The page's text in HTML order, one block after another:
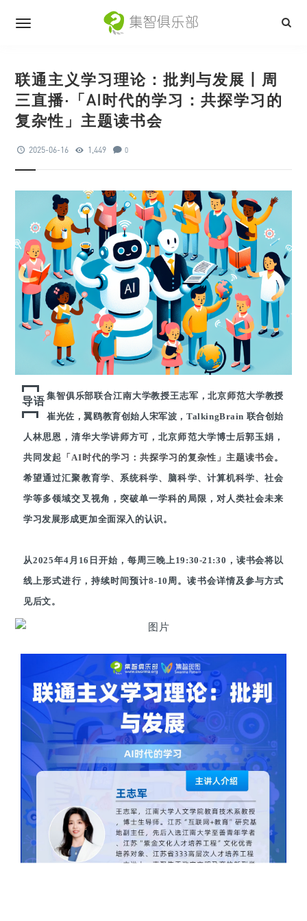
联通主义学习理论：批判与发展丨周
三直播·「AI时代的学习：共探学习的
复杂性」主题读书会
2025-06-16 1,449 0
导语 集智俱乐部联合江南大学教授王志军，北京师范大学教授
崔光佐，翼鸥教育创始人宋军波，TalkingBrain 联合创始
人林思恩，清华大学讲师方可，北京师范大学博士后郭玉娟，
共同发起 「AI时代的学习：共探学习的复杂性」主题读书会。
希望通过汇聚教育学、系统科学、脑科学、计算机科学、社会
学等多领域交叉视角，突破单一学科的局限，对人类社会未来
学习发展形成更加全面深入的认识。
从2025年4月16日开始，每周三晚上19:30-21:30，读书会将以
线上形式进行，持续时间预计8-10周。读书会详情及参与方式
见后文。